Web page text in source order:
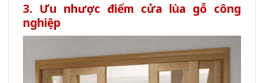
3. Ưu nhược điểm cửa lùa gỗ công
nghiệp